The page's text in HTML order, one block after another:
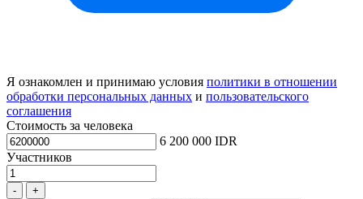
Я ознакомлен и принимаю условия политики в отношении
обработки персональных данных и пользовательского
соглашения
Стоимость за человека
6 200 000 IDR
Участников
- +